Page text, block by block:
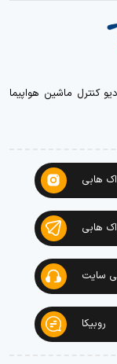
کنترل ماشین هواپیما
هابی
هابی
سایت
روبیکا